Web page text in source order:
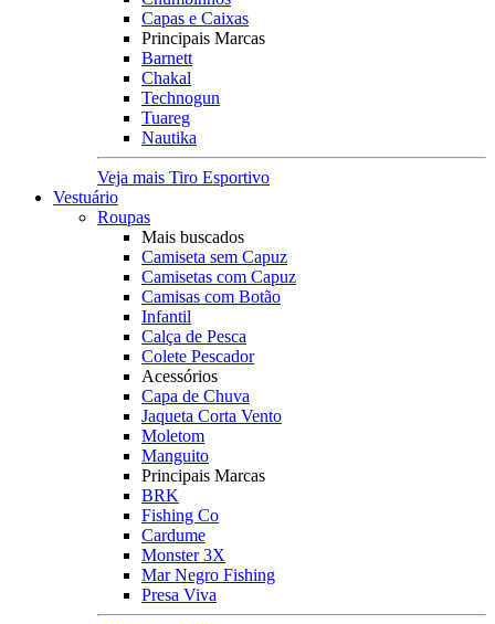
Capas e Caixas
Principais Marcas
Barnett
Chakal
Technogun
Tuareg
Nautika
Veja mais Tiro Esportivo
Vestuário
Roupas
Mais buscados
Camiseta sem Capuz
Camisetas com Capuz
Camisas com Botão
Infantil
Calça de Pesca
Colete Pescador
Acessórios
Capa de Chuva
Jaqueta Corta Vento
Moletom
Manguito
Principais Marcas
BRK
Fishing Co
Cardume
Monster 3X
Mar Negro Fishing
Presa Viva